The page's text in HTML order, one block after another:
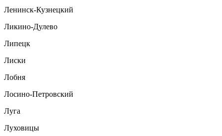
Ленинск-Кузнецкий
Ликино-Дулево
Липецк
Лиски
Лобня
Лосино-Петровский
Луга
Луховицы